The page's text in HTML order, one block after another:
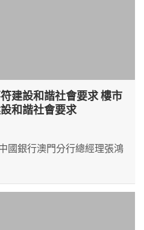
建設和諧社會要求 樓市
和諧社會要求
國銀行澳門分行總經理張鴻